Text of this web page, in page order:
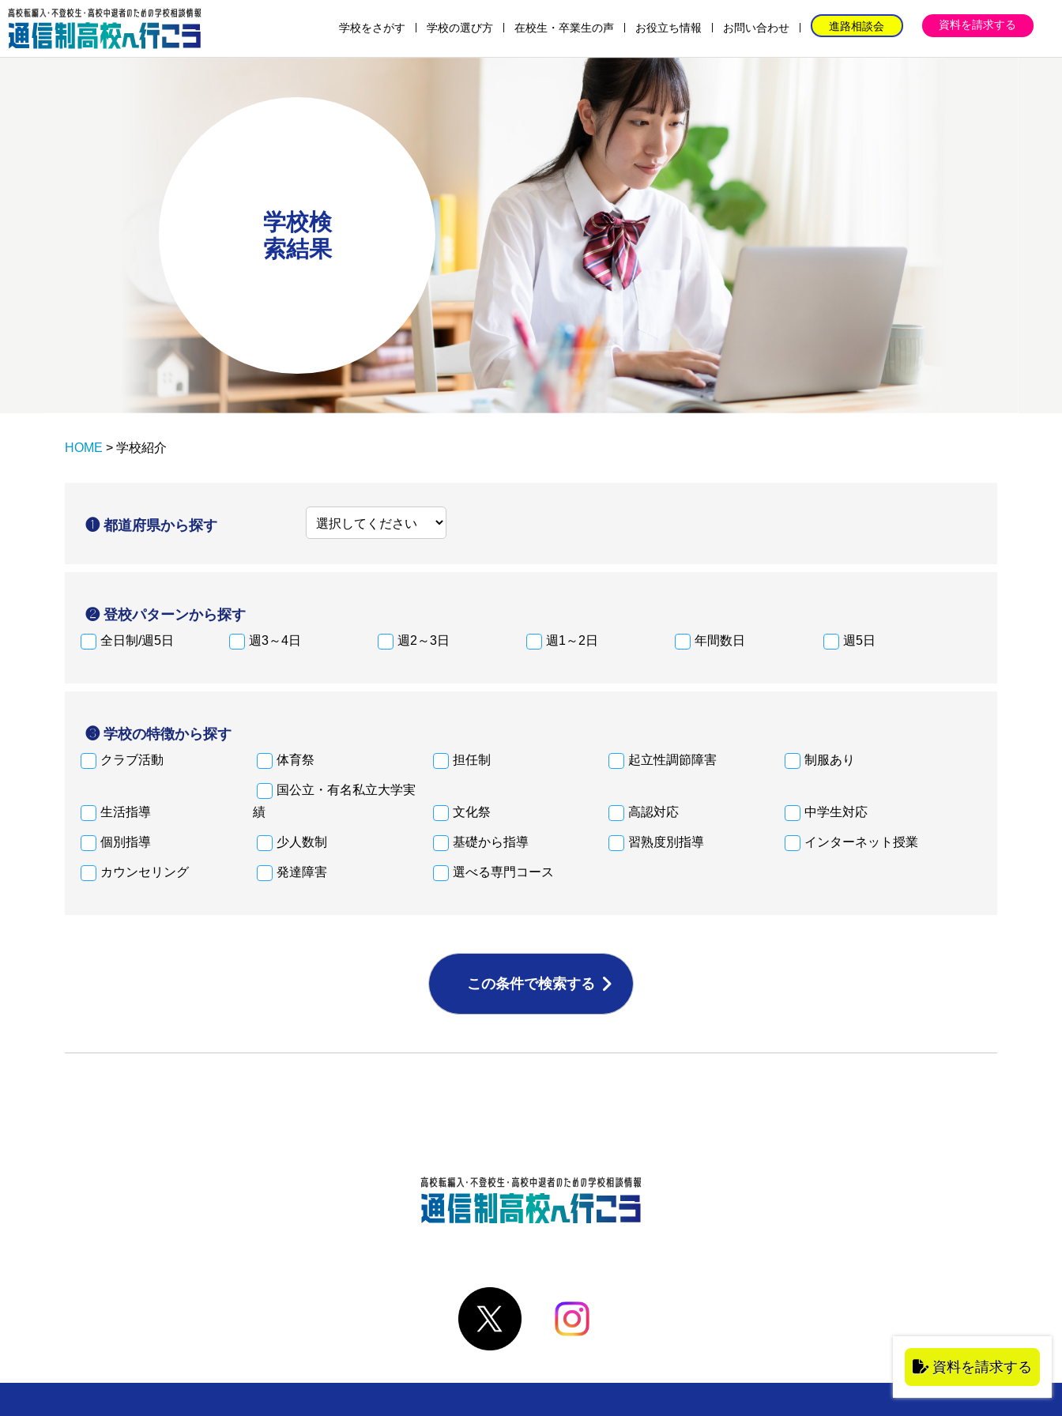
学校をさがす 学校の選び方
の
仕
組
み
校
の
仕
組
み
の
仕
組
み
の
仕
組
み
金
の
仕
組
み
め
の
学
校
選
び
在校生・卒業生の声 お役立ち情報 お問い合わせ 進路相談会 資料を請求する
学校検
索結果
HOME > 学校紹介
❶ 都道府県から探す
❷ 登校パターンから探す
全日制/週5日 週3～4日 週2～3日 週1～2日 年間数日 週5日
❸ 学校の特徴から探す
クラブ活動 体育祭 担任制 起立性調節障害 制服あり
生活指導
国公立・有名私立大学実
績
文化祭 高認対応 中学生対応
個別指導 少人数制 基礎から指導 習熟度別指導 インターネット授業
カウンセリング 発達障害 選べる専門コース
この条件で検索する
資料を請求する